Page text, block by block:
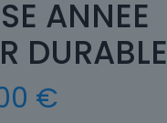
ANNEE
DURABLE
€